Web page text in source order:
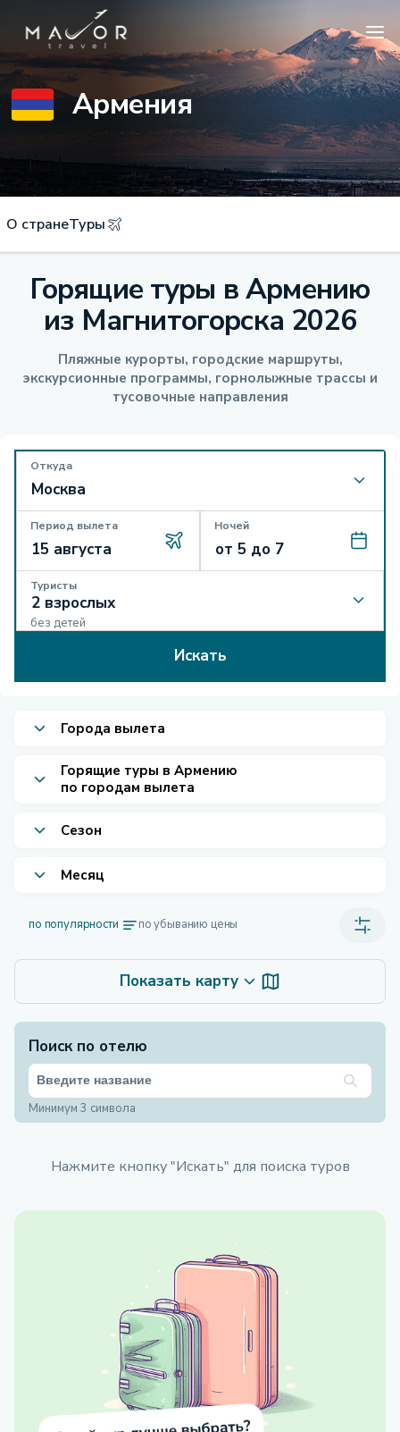
Армения
О странеТуры
Горящие туры в Армению
из Магнитогорска 2026
Пляжные курорты, городские маршруты,
экскурсионные программы, горнолыжные трассы и
тусовочные направления
Откуда
Период вылета Ночей
Туристы
без детей
Искать
Города вылета
Горящие туры в Армению
по городам вылета
Сезон
Месяц
по популярности по убыванию цены
Показать карту
Поиск по отелю
Минимум 3 символа
Нажмите кнопку "Искать" для поиска туров